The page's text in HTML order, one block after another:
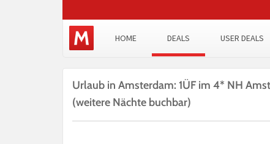
HOME DEALS USER DEALS
Urlaub in Amsterdam: 1ÜF im 4* NH
(weitere Nächte buchbar)